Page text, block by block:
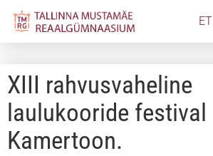
ET
XIII rahvusvaheline
laulukooride festival
Kamertoon.